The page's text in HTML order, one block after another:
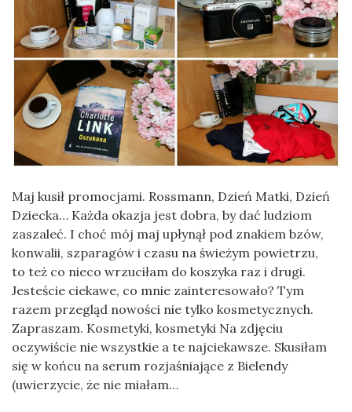
Maj kusił promocjami. Rossmann, Dzień Matki, Dzień
Dziecka… Każda okazja jest dobra, by dać ludziom
zaszaleć. I choć mój maj upłynął pod znakiem bzów,
konwalii, szparagów i czasu na świeżym powietrzu,
to też co nieco wrzuciłam do koszyka raz i drugi.
Jesteście ciekawe, co mnie zainteresowało? Tym
razem przegląd nowości nie tylko kosmetycznych.
Zapraszam. Kosmetyki, kosmetyki Na zdjęciu
oczywiście nie wszystkie a te najciekawsze. Skusiłam
się w końcu na serum rozjaśniające z Bielendy
(uwierzycie, że nie miałam…